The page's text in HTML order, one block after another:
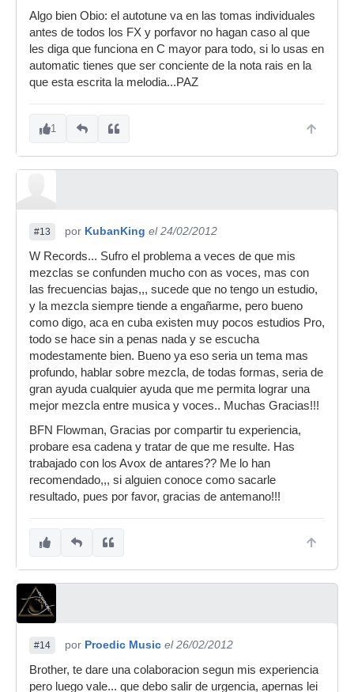
Algo bien Obio: el autotune va en las tomas individuales
antes de todos los FX y porfavor no hagan caso al que
les diga que funciona en C mayor para todo, si lo usas en
automatic tienes que ser conciente de la nota rais en la
que esta escrita la melodia...PAZ
1
#13 por KubanKing el 24/02/2012
W Records... Sufro el problema a veces de que mis
mezclas se confunden mucho con as voces, mas con
las frecuencias bajas,,, sucede que no tengo un estudio,
y la mezcla siempre tiende a engañarme, pero bueno
como digo, aca en cuba existen muy pocos estudios Pro,
todo se hace sin a penas nada y se escucha
modestamente bien. Bueno ya eso seria un tema mas
profundo, hablar sobre mezcla, de todas formas, seria de
gran ayuda cualquier ayuda que me permita lograr una
mejor mezcla entre musica y voces.. Muchas Gracias!!!
BFN Flowman, Gracias por compartir tu experiencia,
probare esa cadena y tratar de que me resulte. Has
trabajado con los Avox de antares?? Me lo han
recomendado,,, si alguien conoce como sacarle
resultado, pues por favor, gracias de antemano!!!
#14 por Proedic Music el 26/02/2012
Brother, te dare una colaboracion segun mis experiencia
pero luego vale... que debo salir de urgencia, apernas lei